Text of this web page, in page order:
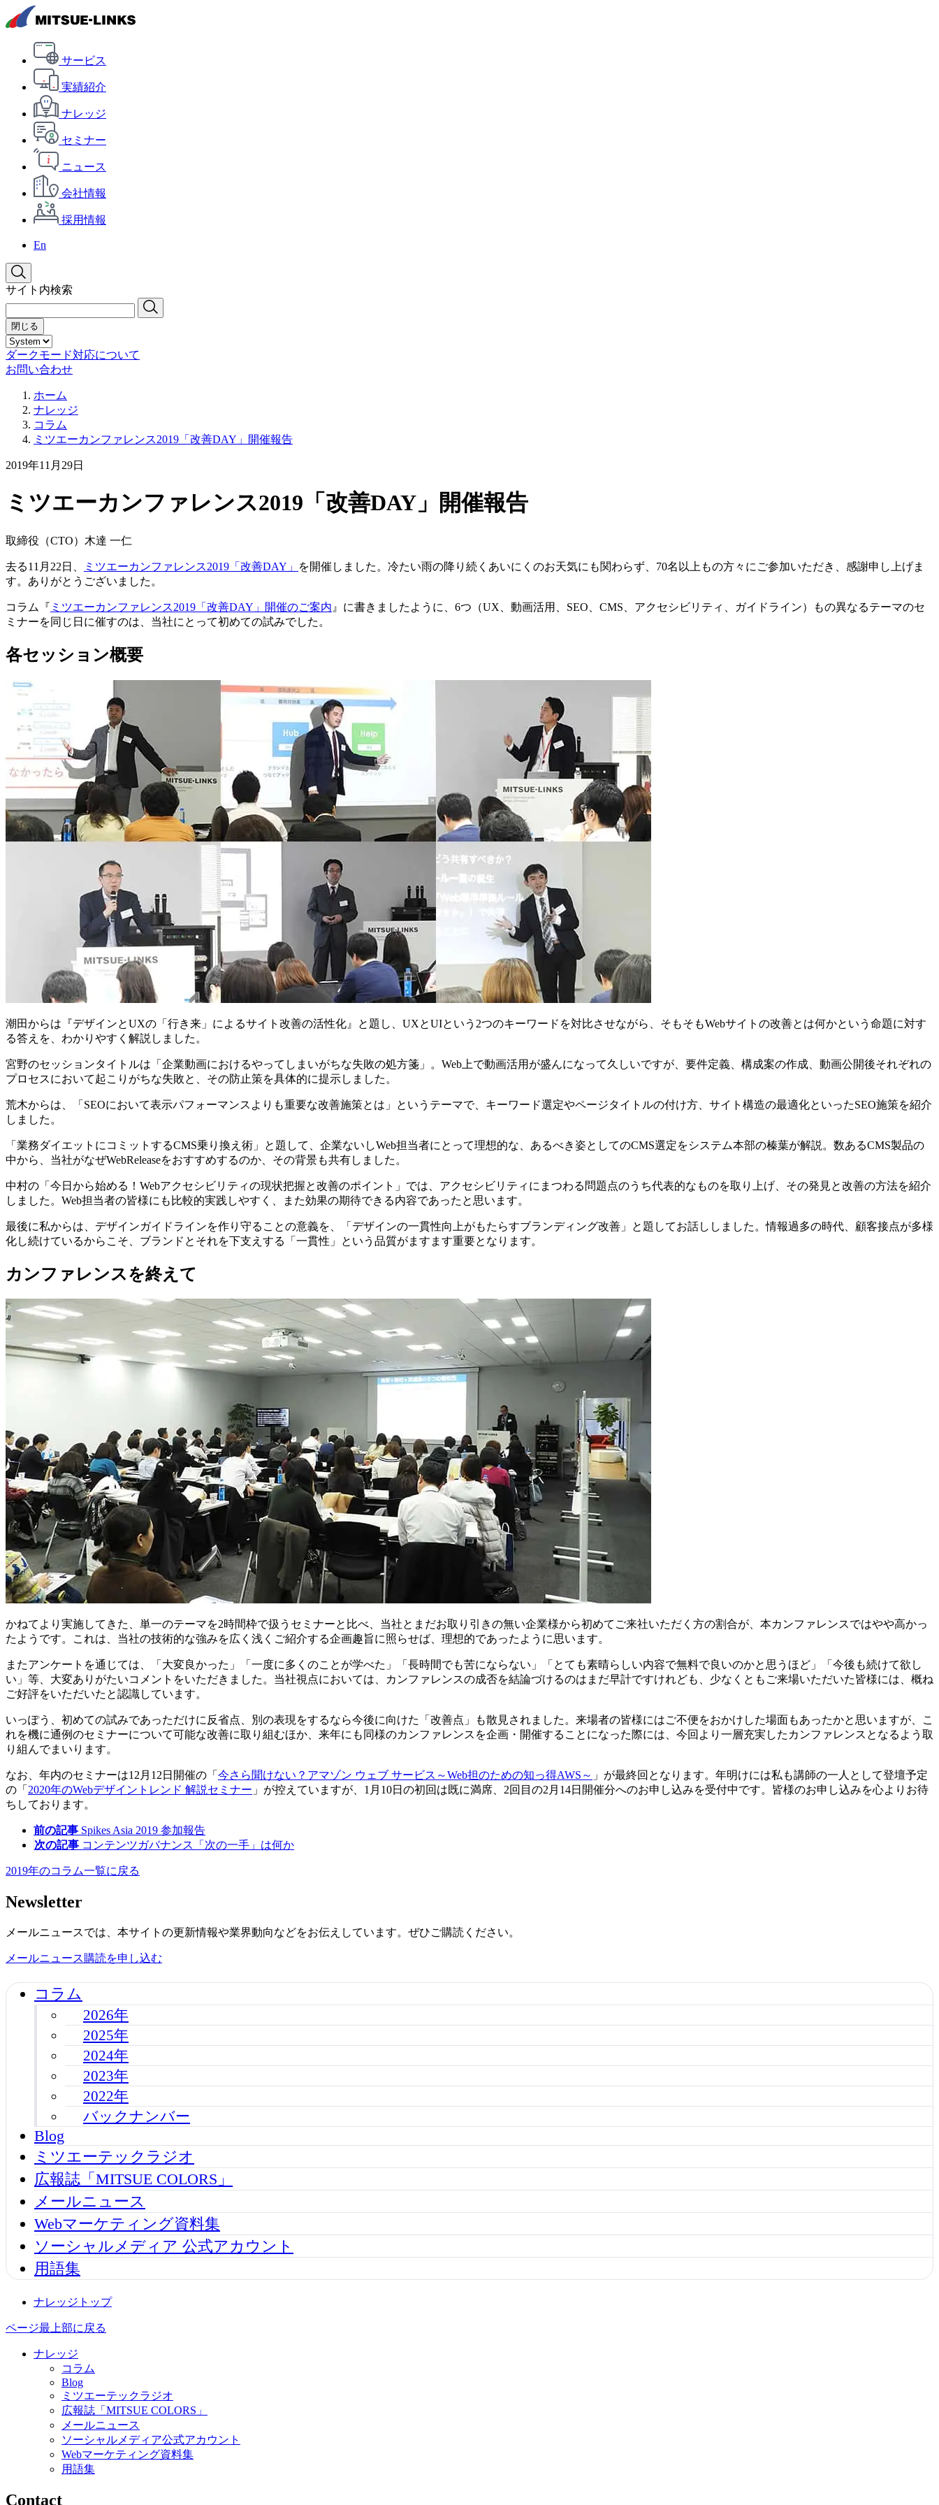
サービス
実績紹介
ナレッジ
セミナー
ニュース
会社情報
採用情報
En
サイト内検索
閉じる
ダークモード対応について
お問い合わせ
ホーム
ナレッジ
コラム
ミツエーカンファレンス2019「改善DAY」開催報告
2019年11月29日
ミツエーカンファレンス2019「改善DAY」開催報告
取締役（CTO） 木達 一仁
去る11月22日、 ミツエーカンファレンス2019「改善DAY」
を開催しました。冷たい雨の降り続くあいにくのお天気にも関わらず、70名以上もの方々にご参加いただき、感謝申し上げま
す。ありがとうございました。
コラム『 ミツエーカンファレンス2019「改善DAY」開催のご案内 』に書きましたように、6つ（UX、動画活用、SEO、CMS、アクセシビリティ、ガイドライン）もの異なるテーマのセ
ミナーを同じ日に催すのは、当社にとって初めての試みでした。
各セッション概要
潮田からは『デザインとUXの「行き来」によるサイト改善の活性化』と題し、UXとUIという2つのキーワードを対比させながら、そもそもWebサイトの改善とは何かという命題に対す
る答えを、わかりやすく解説しました。
宮野のセッションタイトルは「企業動画におけるやってしまいがちな失敗の処方箋」。Web上で動画活用が盛んになって久しいですが、要件定義、構成案の作成、動画公開後それぞれの
プロセスにおいて起こりがちな失敗と、その防止策を具体的に提示しました。
荒木からは、「SEOにおいて表示パフォーマンスよりも重要な改善施策とは」というテーマで、キーワード選定やページタイトルの付け方、サイト構造の最適化といったSEO施策を紹介
しました。
「業務ダイエットにコミットするCMS乗り換え術」と題して、企業ないしWeb担当者にとって理想的な、あるべき姿としてのCMS選定をシステム本部の榛葉が解説。数あるCMS製品の
中から、当社がなぜWebReleaseをおすすめするのか、その背景も共有しました。
中村の「今日から始める！Webアクセシビリティの現状把握と改善のポイント」では、アクセシビリティにまつわる問題点のうち代表的なものを取り上げ、その発見と改善の方法を紹介
しました。Web担当者の皆様にも比較的実践しやすく、また効果の期待できる内容であったと思います。
最後に私からは、デザインガイドラインを作り守ることの意義を、「デザインの一貫性向上がもたらすブランディング改善」と題してお話ししました。情報過多の時代、顧客接点が多様
化し続けているからこそ、ブランドとそれを下支えする「一貫性」という品質がますます重要となります。
カンファレンスを終えて
かねてより実施してきた、単一のテーマを2時間枠で扱うセミナーと比べ、当社とまだお取り引きの無い企業様から初めてご来社いただく方の割合が、本カンファレンスではやや高かっ
たようです。これは、当社の技術的な強みを広く浅くご紹介する企画趣旨に照らせば、理想的であったように思います。
またアンケートを通じては、「大変良かった」「一度に多くのことが学べた」「長時間でも苦にならない」「とても素晴らしい内容で無料で良いのかと思うほど」「今後も続けて欲し
い」等、大変ありがたいコメントをいただきました。当社視点においては、カンファレンスの成否を結論づけるのはまだ早計ですけれども、少なくともご来場いただいた皆様には、概ね
ご好評をいただいたと認識しています。
いっぽう、初めての試みであっただけに反省点、別の表現をするなら今後に向けた「改善点」も散見されました。来場者の皆様にはご不便をおかけした場面もあったかと思いますが、こ
れを機に通例のセミナーについて可能な改善に取り組むほか、来年にも同様のカンファレンスを企画・開催することになった際には、今回より一層充実したカンファレンスとなるよう取
り組んでまいります。
なお、年内のセミナーは12月12日開催の「 今さら聞けない？アマゾン ウェブ サービス～Web担のための知っ得AWS～ 」が最終回となります。年明けには私も講師の一人として登壇予定
の「 2020年のWebデザイントレンド 解説セミナー 」が控えていますが、1月10日の初回は既に満席、2回目の2月14日開催分へのお申し込みを受付中です。皆様のお申し込みを心よりお待
ちしております。
前の記事 Spikes Asia 2019 参加報告
次の記事 コンテンツガバナンス「次の一手」は何か
2019年のコラム一覧に戻る
Newsletter
メールニュースでは、本サイトの更新情報や業界動向などをお伝えしています。ぜひご購読ください。
メールニュース購読を申し込む
コラム
2026年
2025年
2024年
2023年
2022年
バックナンバー
Blog
ミツエーテックラジオ
広報誌「MITSUE COLORS」
メールニュース
Webマーケティング資料集
ソーシャルメディア 公式アカウント
用語集
ナレッジトップ
ページ最上部に戻る
ナレッジ
コラム
Blog
ミツエーテックラジオ
広報誌「MITSUE COLORS」
メールニュース
ソーシャルメディア公式アカウント
Webマーケティング資料集
用語集
Contact